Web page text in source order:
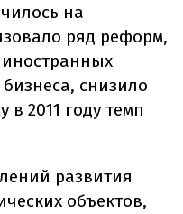
на
ряд реформ,
снизило
2011 году темп
развития
объектов,